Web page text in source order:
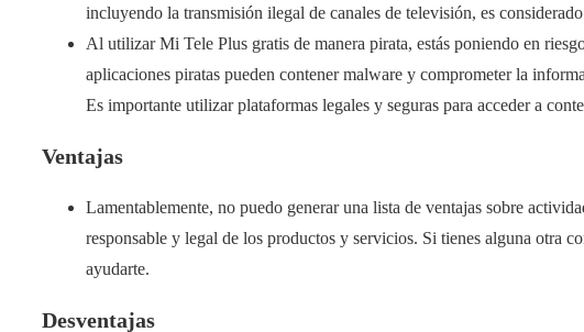
incluyendo la transmisión ilegal de canales de televisión, es
Al utilizar Mi Tele Plus gratis de manera pirata, estás poniendo en
aplicaciones piratas pueden contener malware y comprometer la
Es importante utilizar plataformas legales y seguras para acceder a
Ventajas
Lamentablemente, no puedo generar una lista de ventajas sobre
responsable y legal de los productos y servicios. Si tienes alguna otra
ayudarte.
Desventajas